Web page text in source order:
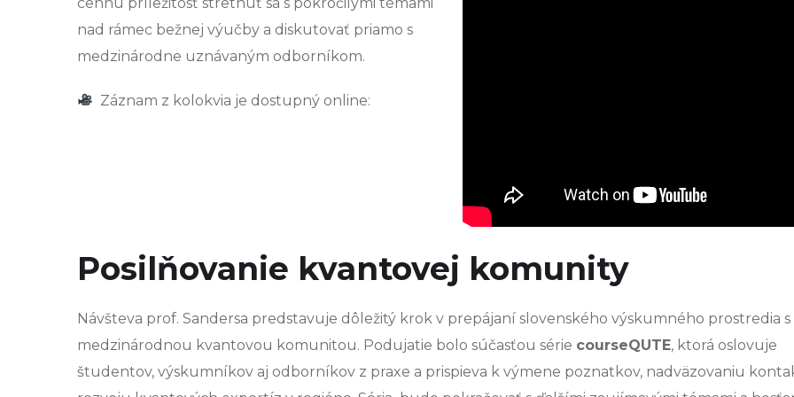
nad rámec bežnej výučby a diskutovať priamo s
medzinárodne uznávaným odborníkom.
Záznam z kolokvia je dostupný online:
Posilňovanie kvantovej komunity
Návšteva prof. Sandersa predstavuje dôležitý krok v prepájaní slovenského výskumného prostredia s
medzinárodnou kvantovou komunitou. Podujatie bolo súčasťou série courseQUTE, ktorá oslovuje
študentov, výskumníkov aj odborníkov z praxe a prispieva k výmene poznatkov, nadväzovaniu